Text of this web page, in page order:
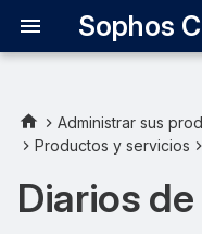
Sophos
Administrar sus
Productos y servicios
Diarios